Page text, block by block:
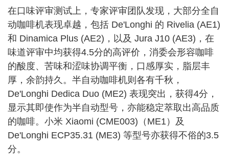
在口味评审测试上，专家评审团队发现，大部分全自
动咖啡机表现卓越，包括 De'Longhi 的 Rivelia (AE1)
和 Dinamica Plus (AE2)，以及 Jura J10 (AE3)，在
味道评审中均获得4.5分的高评价，消委会形容咖啡
的酸度、苦味和涩味协调平衡，口感厚实，脂层丰
厚，余韵持久。半自动咖啡机则各有千秋，
De'Longhi Dedica Duo (ME2) 表现突出，获得4分，
显示其即使作为半自动型号，亦能稳定萃取出高品质
的咖啡。小米 Xiaomi (CME003)（ME1）及
De'Longhi ECP35.31 (ME3) 等型号亦获得不俗的3.5
分。